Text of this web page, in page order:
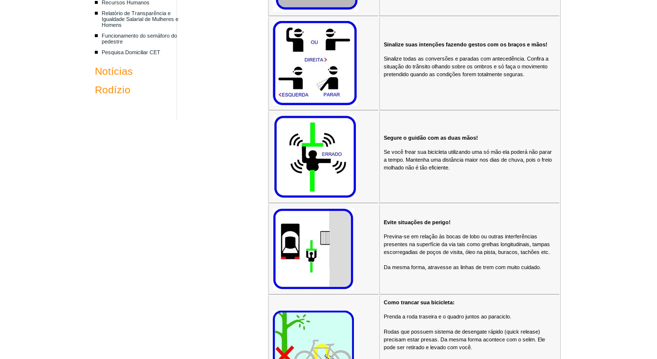
Recursos Humanos
Relatório de Transparência e
Igualdade Salarial de Mulheres e
Homens
Funcionamento do semáforo do
pedestre
Pesquisa Domiciliar CET
Notícias
Rodízio
Sinalize suas intenções fazendo gestos com os braços e mãos!
Sinalize todas as conversões e paradas com antecedência. Confira a
situação do trânsito olhando sobre os ombros e só faça o movimento
pretendido quando as condições forem totalmente seguras.
Segure o guidão com as duas mãos!
Se você frear sua bicicleta utilizando uma só mão ela poderá não parar
a tempo. Mantenha uma distância maior nos dias de chuva, pois o freio
molhado não é tão eficiente.
Evite situações de perigo!
Previna-se em relação às bocas de lobo ou outras interferências
presentes na superfície da via tais como grelhas longitudinais, tampas
escorregadias de poços de visita, óleo na pista, buracos, tachões etc.
Da mesma forma, atravesse as linhas de trem com muito cuidado.
Como trancar sua bicicleta:
Prenda a roda traseira e o quadro juntos ao paraciclo.
Rodas que possuem sistema de desengate rápido (quick release)
precisam estar presas. Da mesma forma acontece com o selim. Ele
pode ser retirado e levado com você.